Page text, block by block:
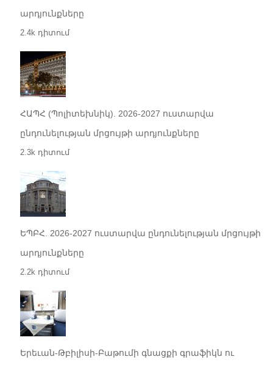
արդյունքները
2.4k դիտում
ՀԱՊՀ (Պոլիտեխնիկ). 2026-2027 ուստարվա
ընդունելության մրցույթի արդյունքները
2.3k դիտում
ԵՊԲՀ. 2026-2027 ուստարվա ընդունելության մրցույթի
արդյունքները
2.2k դիտում
Երեւան-Թբիլիսի-Բաթումի գնացքի գրաֆիկն ու